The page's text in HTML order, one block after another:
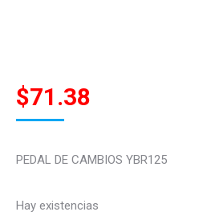
$71.38
PEDAL DE CAMBIOS YBR125
Hay existencias